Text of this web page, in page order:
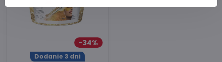
34%
Dodanie 3 dni